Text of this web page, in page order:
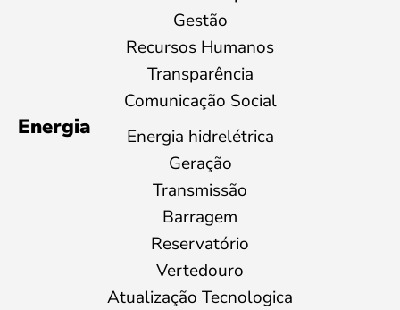
Gestão
Recursos Humanos
Transparência
Comunicação Social
Energia
Energia hidrelétrica
Geração
Transmissão
Barragem
Reservatório
Vertedouro
Atualização Tecnologica